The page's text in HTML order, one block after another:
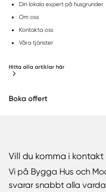
Din lokala expert på husgrunder
Om oss
Kontakta oss
Våra tjänster
Hitta alla artiklar här
Boka offert
Vill du komma i kontakt
Vi på Bygga Hus och
svarar snabbt alla